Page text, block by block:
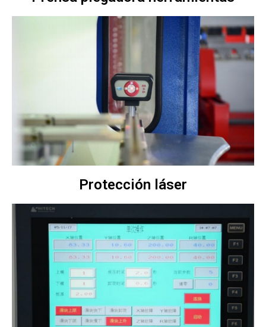
Protección láser